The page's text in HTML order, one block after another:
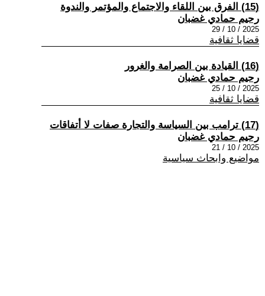
(15) الفرق بين اللقاء والاجتماع والمؤتمر والندوة
رحيم حمادي غضبان
2025 / 10 / 29
قضايا ثقافية
(16) القيادة بين الصرامة والغرور
رحيم حمادي غضبان
2025 / 10 / 25
قضايا ثقافية
(17) ترامب بين السياسة والتجارة صفات لا أتفاقات
رحيم حمادي غضبان
2025 / 10 / 21
مواضيع وابحاث سياسية